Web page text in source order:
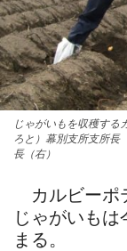
じゃがいもを収穫する
ろと）幕別支所支所長
長（右）
カルビーポ
じゃがいも
まる。